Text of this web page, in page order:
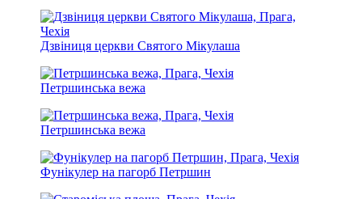
Дзвіниця церкви Святого Мікулаша
Петршинська вежа
Петршинська вежа
Фунікулер на пагорб Петршин